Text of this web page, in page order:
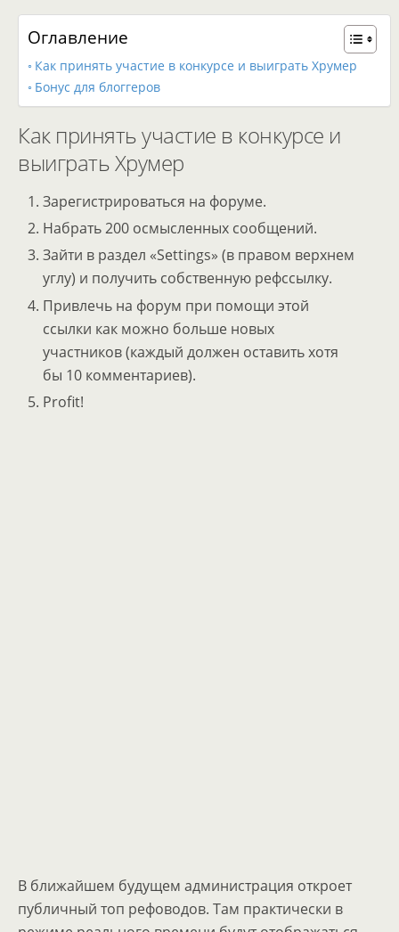
Оглавление
Как принять участие в конкурсе и выиграть Хрумер
Бонус для блоггеров
Как принять участие в конкурсе и
выиграть Хрумер
Зарегистрироваться на форуме.
Набрать 200 осмысленных сообщений.
Зайти в раздел «Settings» (в правом верхнем
углу) и получить собственную рефссылку.
Привлечь на форум при помощи этой
ссылки как можно больше новых
участников (каждый должен оставить хотя
бы 10 комментариев).
Profit!
В ближайшем будущем администрация откроет
публичный топ рефоводов. Там практически в